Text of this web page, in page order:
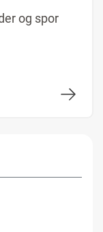
og spor